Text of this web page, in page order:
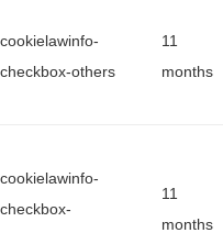
cookielawinfo-
checkbox-others
11
months
cookielawinfo-
checkbox-
11
months